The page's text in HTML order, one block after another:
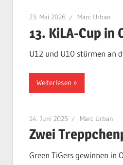
23. Mai 2026 Marc Urban
13. KiLA-Cup in
U12 und U10 stürmen an
Weiterlesen
14. Juni 2025 Marc Urban
Zwei
Green TiGers gewinnen in